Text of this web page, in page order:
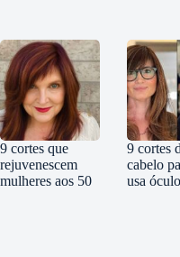
9 cortes que
rejuvenescem
mulheres aos 50
9 cortes
cabelo
usa